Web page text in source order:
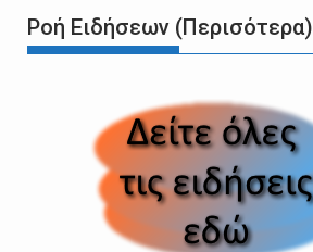
Ροή Ειδήσεων (Περισότερα)